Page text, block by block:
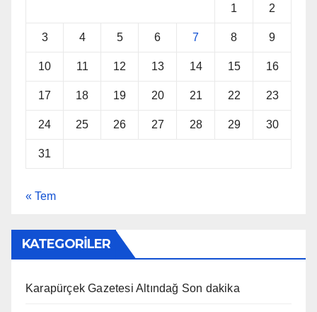
1 2
3 4 5 6 7 8 9
10 11 12 13 14 15 16
17 18 19 20 21 22 23
24 25 26 27 28 29 30
31
« Tem
KATEGORİLER
Karapürçek Gazetesi Altındağ Son dakika